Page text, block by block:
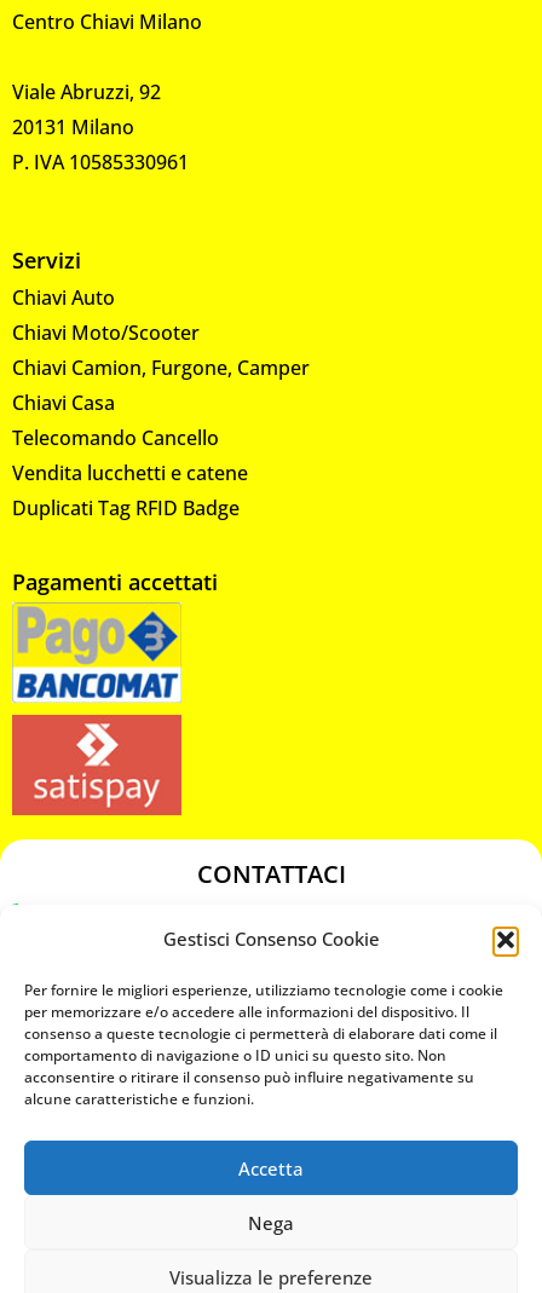
Gestisci Consenso Cookie
Per fornire le migliori esperienze, utilizziamo tecnologie come i cookie
per memorizzare e/o accedere alle informazioni del dispositivo. Il
consenso a queste tecnologie ci permetterà di elaborare dati come il
comportamento di navigazione o ID unici su questo sito. Non
acconsentire o ritirare il consenso può influire negativamente su
alcune caratteristiche e funzioni.
Accetta
Nega
Visualizza le preferenze
Centro Chiavi Milano
Viale Abruzzi, 92
20131 Milano
P. IVA 10585330961
Servizi
Chiavi Auto
Chiavi Moto/Scooter
Chiavi Camion, Furgone, Camper
Chiavi Casa
Telecomando Cancello
Vendita lucchetti e catene
Duplicati Tag RFID Badge
Pagamenti accettati
CONTATTACI
chiavicodificate@gmail.com
Privacy Policy
Cookie Policy
MAPS
CHIAMA ORA